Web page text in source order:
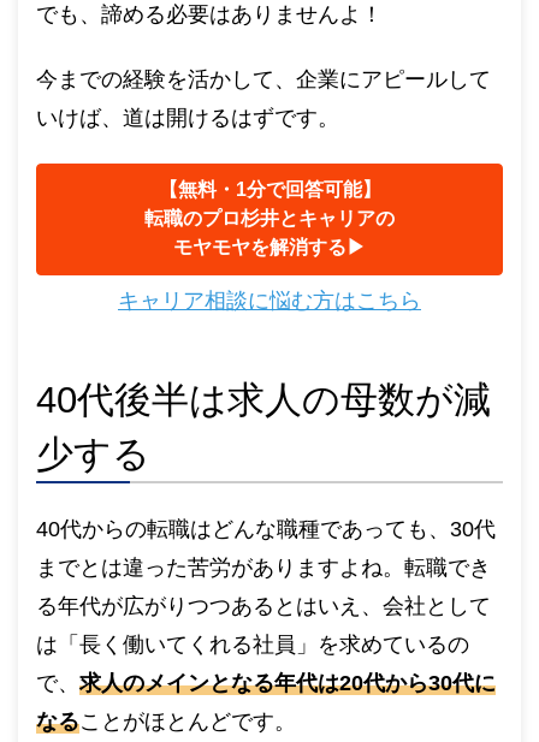
でも、諦める必要はありませんよ！
今までの経験を活かして、企業にアピールして
いけば、道は開けるはずです。
【無料・1分で回答可能】
転職のプロ杉井とキャリアの
モヤモヤを解消する▶︎
キャリア相談に悩む方はこちら
40代後半は求人の母数が減
少する
40代からの転職はどんな職種であっても、30代
までとは違った苦労がありますよね。転職でき
る年代が広がりつつあるとはいえ、会社として
は「長く働いてくれる社員」を求めているの
で、 求人のメインとなる年代は20代から30代に
なることがほとんどです。